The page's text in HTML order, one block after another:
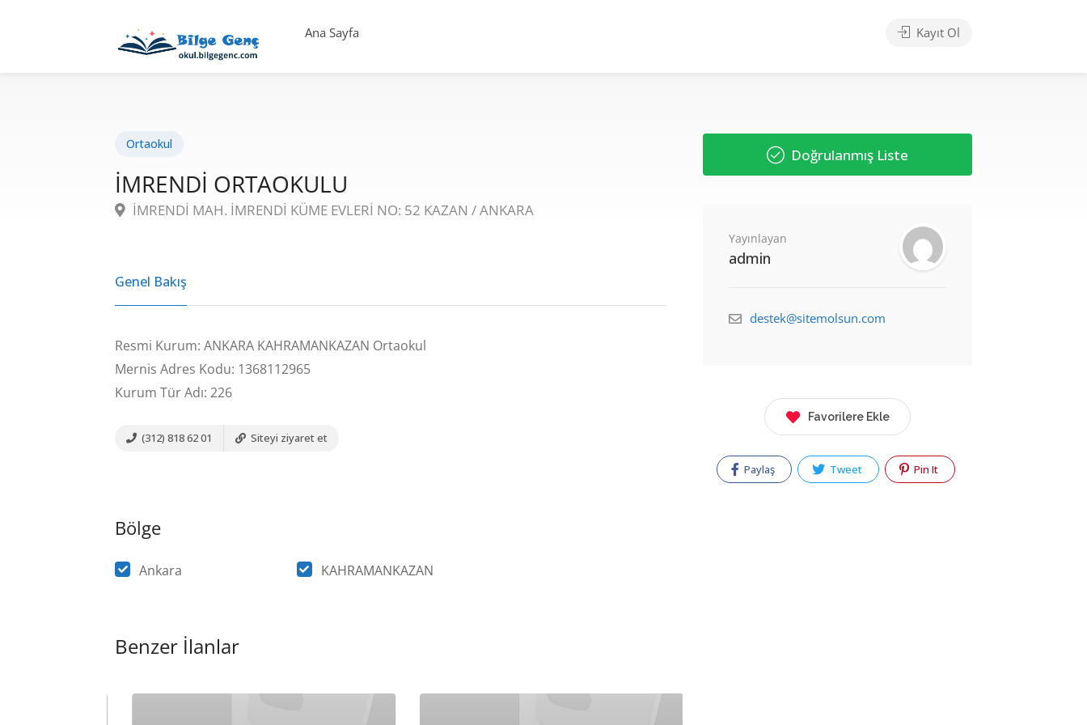
Ana Sayfa Kayıt Ol
Ortaokul
İMRENDİ ORTAOKULU
İMRENDİ MAH. İMRENDİ KÜME EVLERİ NO: 52 KAZAN / ANKARA
Genel Bakış
Resmi Kurum: ANKARA KAHRAMANKAZAN Ortaokul
Mernis Adres Kodu: 1368112965
Kurum Tür Adı: 226
(312) 818 62 01 Siteyi ziyaret et
Bölge
Ankara KAHRAMANKAZAN
Benzer İlanlar
Doğrulanmış Liste
Yayınlayan
admin
destek@sitemolsun.com
Favorilere Ekle
Paylaş Tweet Pin It